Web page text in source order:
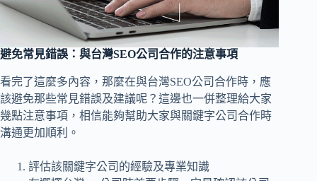
避免常見錯誤：與台灣SEO公司合作的注意事項
看完了這麼多內容，那麼在與台灣SEO公司合作時，應
該避免那些常見錯誤及建議呢？這邊也一併整理給大家
幾點注意事項，相信能夠幫助大家與關鍵字公司合作時
溝通更加順利。
評估該關鍵字公司的經驗及專業知識